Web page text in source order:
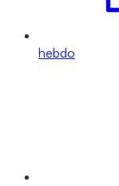
hebdo